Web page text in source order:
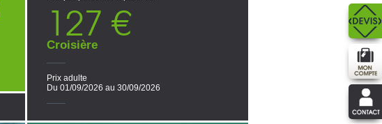
127 €
Croisière
Prix adulte
Du 01/09/2026 au 30/09/2026